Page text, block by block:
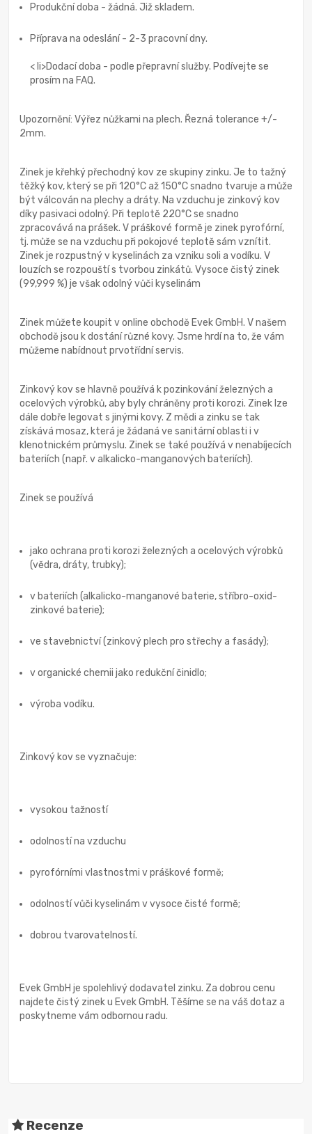
Produkční doba - žádná. Již skladem.
Příprava na odeslání - 2-3 pracovní dny.
< li>Dodací doba - podle přepravní služby. Podívejte se
prosím na FAQ.
Upozornění: Výřez nůžkami na plech. Řezná tolerance +/-
2mm.
Zinek je křehký přechodný kov ze skupiny zinku. Je to tažný
těžký kov, který se při 120°C až 150°C snadno tvaruje a může
být válcován na plechy a dráty. Na vzduchu je zinkový kov
díky pasivaci odolný. Při teplotě 220°C se snadno
zpracovává na prášek. V práškové formě je zinek pyrofórní,
tj. může se na vzduchu při pokojové teplotě sám vznítit.
Zinek je rozpustný v kyselinách za vzniku soli a vodíku. V
louzích se rozpouští s tvorbou zinkátů. Vysoce čistý zinek
(99,999 %) je však odolný vůči kyselinám
Zinek můžete koupit v online obchodě Evek GmbH. V našem
obchodě jsou k dostání různé kovy. Jsme hrdí na to, že vám
můžeme nabídnout prvotřídní servis.
Zinkový kov se hlavně používá k pozinkování železných a
ocelových výrobků, aby byly chráněny proti korozi. Zinek lze
dále dobře legovat s jinými kovy. Z mědi a zinku se tak
získává mosaz, která je žádaná ve sanitární oblasti i v
klenotnickém průmyslu. Zinek se také používá v nenabíjecích
bateriích (např. v alkalicko-manganových bateriích).
Zinek se používá
jako ochrana proti korozi železných a ocelových výrobků
(vědra, dráty, trubky);
v bateriích (alkalicko-manganové baterie, stříbro-oxid-
zinkové baterie);
ve stavebnictví (zinkový plech pro střechy a fasády);
v organické chemii jako redukční činidlo;
výroba vodíku.
Zinkový kov se vyznačuje:
vysokou tažností
odolností na vzduchu
pyrofórními vlastnostmi v práškové formě;
odolností vůči kyselinám v vysoce čisté formě;
dobrou tvarovatelností.
Evek GmbH je spolehlivý dodavatel zinku. Za dobrou cenu
najdete čistý zinek u Evek GmbH. Těšíme se na váš dotaz a
poskytneme vám odbornou radu.
Recenze